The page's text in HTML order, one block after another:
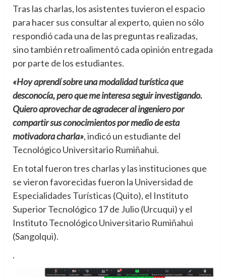
Tras las charlas, los asistentes tuvieron el espacio
para hacer sus consultar al experto, quien no sólo
respondió cada una de las preguntas realizadas,
sino también retroalimentó cada opinión entregada
por parte de los estudiantes.
«Hoy aprendí sobre una modalidad turística que
desconocía, pero que me interesa seguir investigando.
Quiero aprovechar de agradecer al ingeniero por
compartir sus conocimientos por medio de esta
motivadora charla», indicó un estudiante del
Tecnológico Universitario Rumiñahui.
En total fueron tres charlas y las instituciones que
se vieron favorecidas fueron la Universidad de
Especialidades Turísticas (Quito), el Instituto
Superior Tecnológico 17 de Julio (Urcuqui) y el
Instituto Tecnológico Universitario Rumiñahui
(Sangolqui).
.